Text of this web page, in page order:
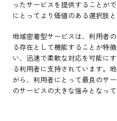
ったサービスを提供することが
にとってより価値のある選択肢と
地域密着型サービスは、利用者
る存在として機能することが特
い、迅速で柔軟な対応を可能に
る利用者に支持されています。
がら、利用者にとって最良のサ
のサービスの大きな強みとなって